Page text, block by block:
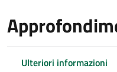
Ulteriori informazioni